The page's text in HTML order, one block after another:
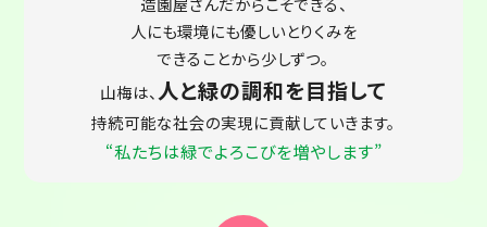
人にも環境にも優しいとりくみを
できることから少しずつ。
山梅は、人と緑の調和を目指して
持続可能な社会の実現に貢献していきます。
“私たちは緑でよろこびを増やします”